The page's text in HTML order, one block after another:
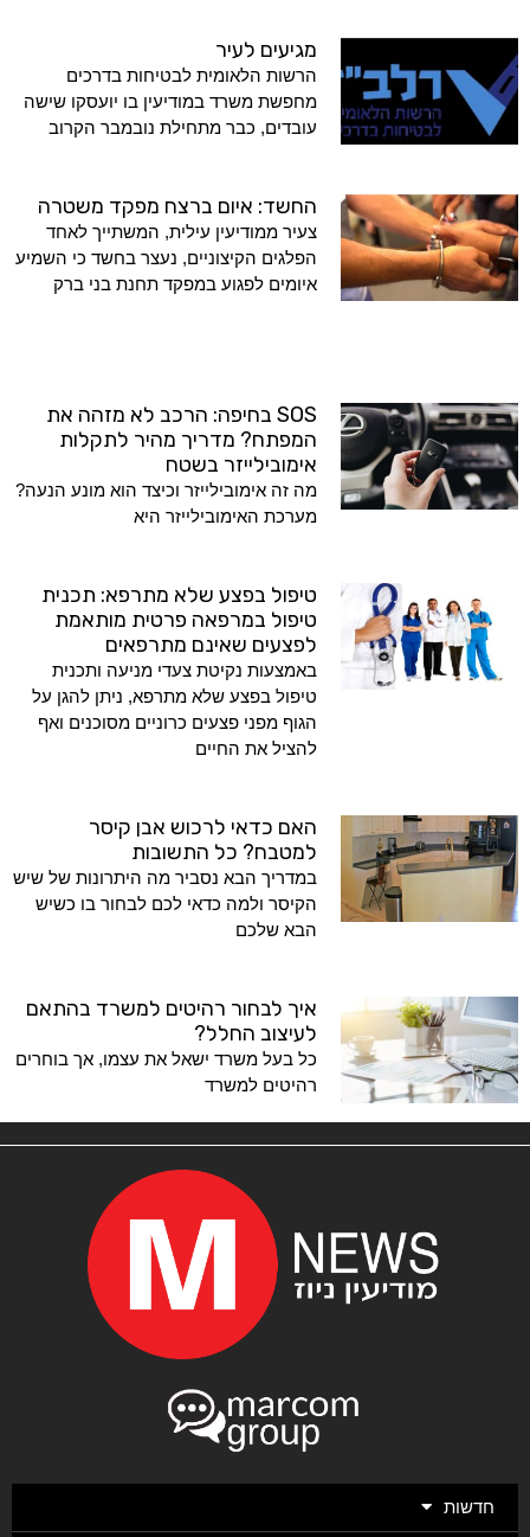
מגיעים לעיר
הרשות הלאומית לבטיחות בדרכים
מחפשת משרד במודיעין בו יועסקו שישה
עובדים, כבר מתחילת נובמבר הקרוב
החשד: איום ברצח מפקד משטרה
צעיר ממודיעין עילית, המשתייך לאחד
הפלגים הקיצוניים, נעצר בחשד כי השמיע
איומים לפגוע במפקד תחנת בני ברק
SOS בחיפה: הרכב לא מזהה את
המפתח? מדריך מהיר לתקלות
אימובילייזר בשטח
מה זה אימובילייזר וכיצד הוא מונע הנעה?
מערכת האימובילייזר היא
טיפול בפצע שלא מתרפא: תכנית
טיפול במרפאה פרטית מותאמת
לפצעים שאינם מתרפאים
באמצעות נקיטת צעדי מניעה ותכנית
טיפול בפצע שלא מתרפא, ניתן להגן על
הגוף מפני פצעים כרוניים מסוכנים ואף
להציל את החיים
האם כדאי לרכוש אבן קיסר
למטבח? כל התשובות
במדריך הבא נסביר מה היתרונות של שיש
הקיסר ולמה כדאי לכם לבחור בו כשיש
הבא שלכם
איך לבחור רהיטים למשרד בהתאם
לעיצוב החלל?
כל בעל משרד ישאל את עצמו, אך בוחרים
רהיטים למשרד
חדשות